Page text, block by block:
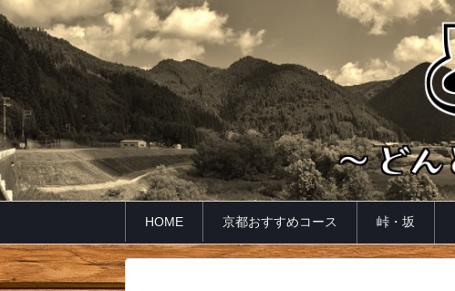
HOME 京都おすすめコース 峠・坂